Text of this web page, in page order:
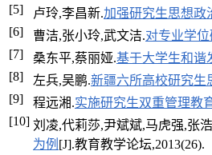
[5]
卢玲,李昌新.加强研究生思想政
[6]
曹洁,张小玲,武文洁.对专业学
[7]
桑东平,蔡丽娅.基于大学生和谐
[8]
左兵,吴鹏.新疆六所高校研究生
[9]
程远湘.实施研究生双重管理教
[10] 刘凌,代莉莎,尹斌斌,马虎强,张
为例 [J].教育教学论坛,2013(26).